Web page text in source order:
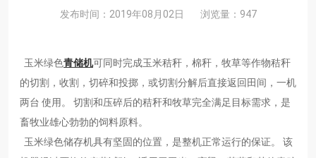
发布时间：2019年08月02日 浏览量：947
玉米绿色青储机可同时完成玉米秸秆，棉秆，牧草等作物秸秆
的切割，收割，切碎和投掷，或切割分解后直接返回田间，一机
两台 使用。 切割和压碎后的秸秆和牧草完全满足目标需求，是
畜牧业雄心勃勃的饲料原料。
玉米绿色储存机具有坚固的位置，是整机正常运行的保证。 该